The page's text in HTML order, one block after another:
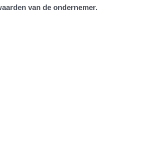
van de ondernemer.